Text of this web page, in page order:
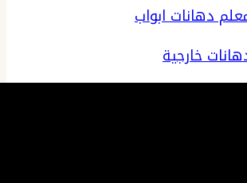
دهانات ابواب
خارجية